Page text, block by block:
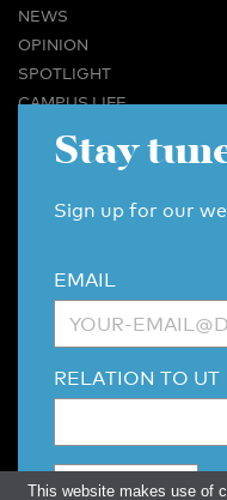
NEWS
OPINION
SPOTLIGHT
CAMPUS LIFE
BUSINESS & CAREER
CONTACT
ARCHIVE
MORE
LINKS
DISCLAIMER / COPYRIGHT
Stay
Sign up for our
EMAIL
RELATION TO UT
This website makes use of